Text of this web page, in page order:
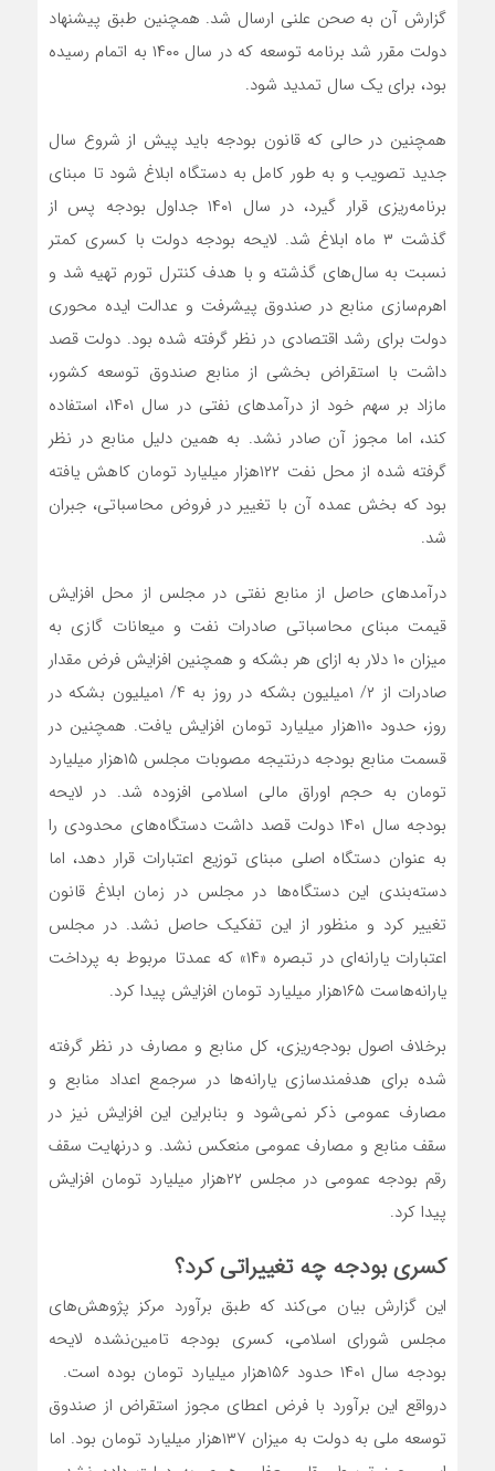
گزارش آن به صحن علنی ارسال شد. همچنین طبق پیشنهاد
دولت مقرر شد برنامه توسعه که در سال ۱۴۰۰ به اتمام رسیده
بود، برای یک سال تمدید شود.
همچنین در حالی که قانون بودجه باید پیش از شروع سال
جدید تصویب و به طور کامل به دستگاه ابلاغ شود تا مبنای
برنامه‌ریزی قرار گیرد، در سال ۱۴۰۱ جداول بودجه پس از
گذشت ۳ ماه ابلاغ شد. لایحه بودجه دولت با کسری کمتر
نسبت به سال‌های گذشته و با هدف کنترل تورم تهیه شد و
اهرم‌سازی منابع در صندوق پیشرفت و عدالت ایده محوری
دولت برای رشد اقتصادی در نظر گرفته شده بود. دولت قصد
داشت با استقراض بخشی از منابع صندوق توسعه کشور،
مازاد بر سهم خود از درآمدهای نفتی در سال ۱۴۰۱، استفاده
کند، اما مجوز آن صادر نشد. به همین دلیل منابع در نظر
گرفته شده از محل نفت ۱۲۲هزار میلیارد تومان کاهش یافته
بود که بخش عمده آن با تغییر در فروض محاسباتی، جبران
شد.
درآمدهای حاصل از منابع نفتی در مجلس از محل افزایش
قیمت مبنای محاسباتی صادرات نفت و میعانات گازی به
میزان ۱۰ دلار به ازای هر بشکه و همچنین افزایش فرض مقدار
صادرات از ۲/ ۱میلیون بشکه در روز به ۴/ ۱میلیون بشکه در
روز، حدود ۱۱۰هزار میلیارد تومان افزایش یافت. همچنین در
قسمت منابع بودجه درنتیجه مصوبات مجلس ۱۵هزار میلیارد
تومان به حجم اوراق مالی اسلامی افزوده شد. در لایحه
بودجه سال ۱۴۰۱ دولت قصد داشت دستگاه‌های محدودی را
به عنوان دستگاه اصلی مبنای توزیع اعتبارات قرار دهد، اما
دسته‌بندی این دستگاه‌ها در مجلس در زمان ابلاغ قانون
تغییر کرد و منظور از این تفکیک حاصل نشد. در مجلس
اعتبارات یارانه‌ای در تبصره «۱۴» که عمدتا مربوط به پرداخت
یارانه‌هاست ۱۶۵هزار میلیارد تومان افزایش پیدا کرد.
برخلاف اصول بودجه‌ریزی، کل منابع و مصارف در نظر گرفته
شده برای هدفمندسازی یارانه‌ها در سرجمع اعداد منابع و
مصارف عمومی ذکر نمی‌شود و بنابراین این افزایش نیز در
سقف منابع و مصارف عمومی منعکس نشد. و درنهایت سقف
رقم بودجه عمومی در مجلس ۲۲هزار میلیارد تومان افزایش
پیدا کرد.
کسری بودجه چه تغییراتی کرد؟
این گزارش بیان می‌کند که طبق برآورد مرکز پژوهش‌های
مجلس شورای اسلامی، کسری بودجه تامین‌نشده لایحه
بودجه سال ۱۴۰۱ حدود ۱۵۶هزار میلیارد تومان بوده است.
درواقع این برآورد با فرض اعطای مجوز استقراض از صندوق
توسعه ملی به دولت به میزان ۱۳۷هزار میلیارد تومان بود. اما